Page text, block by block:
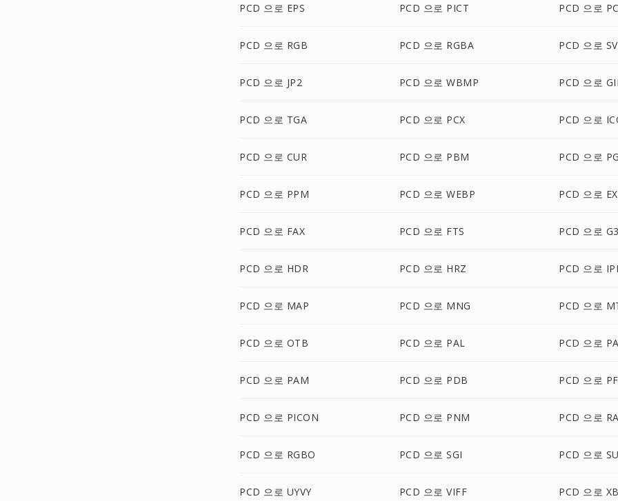
PCD 으로 EPS PCD 으로 PICT PCD 으로
PCD 으로 RGB PCD 으로 RGBA PCD 으로
PCD 으로 JP2 PCD 으로 WBMP PCD 으로
PCD 으로 TGA PCD 으로 PCX PCD 으로
PCD 으로 CUR PCD 으로 PBM PCD 으로
PCD 으로 PPM PCD 으로 WEBP PCD 으로
PCD 으로 FAX PCD 으로 FTS PCD 으로 G3
PCD 으로 HDR PCD 으로 HRZ PCD 으로
PCD 으로 MAP PCD 으로 MNG PCD 으로
PCD 으로 OTB PCD 으로 PAL PCD 으로
PCD 으로 PAM PCD 으로 PDB PCD 으로
PCD 으로 PICON PCD 으로 PNM PCD 으로
PCD 으로 RGBO PCD 으로 SGI PCD 으로
PCD 으로 UYVY PCD 으로 VIFF PCD 으로